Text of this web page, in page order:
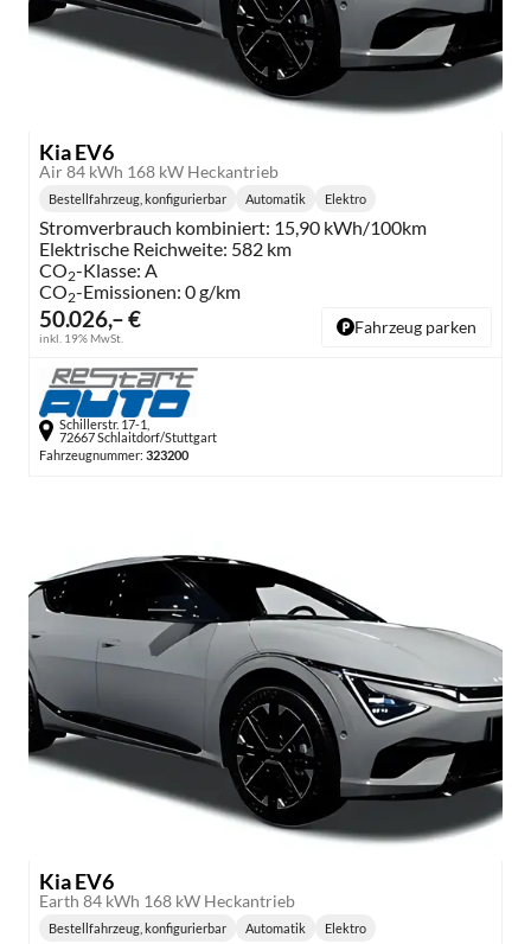
Kia EV6
Air 84 kWh 168 kW Heckantrieb
50.026,– €
inkl. 19% MwSt.
Bestellfahrzeug, konfigurierbar
Getriebe:
Automatik
Kraftstoff:
Elektro
Stromverbrauch kombiniert: 15,90 kWh/100km
Elektrische Reichweite: 582 km
CO2-Klasse: A
CO2-Emissionen: 0 g/km
Fahrzeug parken
Schillerstr. 17-1,
72667 Schlaitdorf/Stuttgart
Fahrzeugnummer: 323200
Kia EV6
Earth 84 kWh 168 kW Heckantrieb
Bestellfahrzeug, konfigurierbar Automatik Elektro